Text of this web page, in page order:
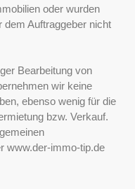
oder wurden
dem Auftraggeber nicht
Bearbeitung von
wir keine
ebenso wenig für die
bzw. Verkauf.
www.der-immo-tip.de